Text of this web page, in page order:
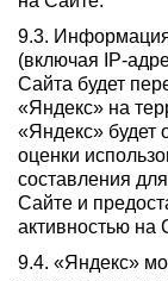
9.3.
(включая IP-
Сайта будет
«Яндекс» на
«Яндекс» будет
оценки
составления
Сайте и
активностью на
9.4. «Яндекс»